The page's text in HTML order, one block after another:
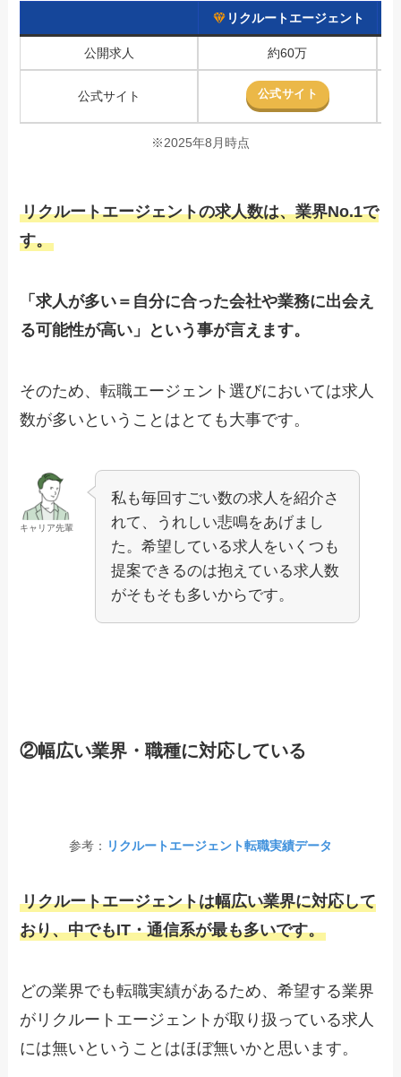
リクルートエージェント
公開求人 約60万
公式サイト 公式サイト
※2025年8月時点
リクルートエージェントの求人数は、業界No.1で
す。
「求人が多い＝自分に合った会社や業務に出会え
る可能性が高い」という事が言えます。
そのため、転職エージェント選びにおいては求人
数が多いということはとても大事です。
キャリア先輩
私も毎回すごい数の求人を紹介さ
れて、うれしい悲鳴をあげまし
た。希望している求人をいくつも
提案できるのは抱えている求人数
がそもそも多いからです。
②幅広い業界・職種に対応している
参考： リクルートエージェント転職実績データ
リクルートエージェントは幅広い業界に対応して
おり、中でもIT・通信系が最も多いです。
どの業界でも転職実績があるため、希望する業界
がリクルートエージェントが取り扱っている求人
には無いということはほぼ無いかと思います。